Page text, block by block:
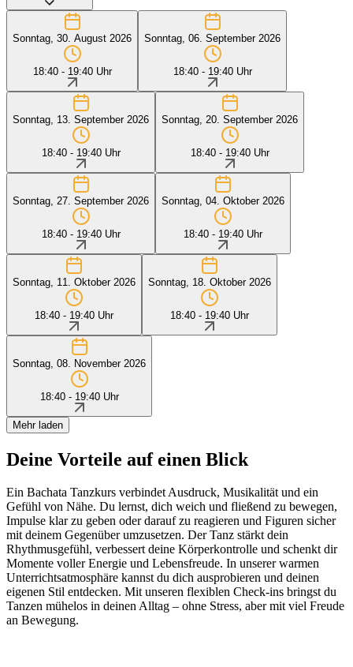
Sonntag, 30. August 2026
18:40 - 19:40 Uhr
Sonntag, 06. September 2026
18:40 - 19:40 Uhr
Sonntag, 13. September 2026
18:40 - 19:40 Uhr
Sonntag, 20. September 2026
18:40 - 19:40 Uhr
Sonntag, 27. September 2026
18:40 - 19:40 Uhr
Sonntag, 04. Oktober 2026
18:40 - 19:40 Uhr
Sonntag, 11. Oktober 2026
18:40 - 19:40 Uhr
Sonntag, 18. Oktober 2026
18:40 - 19:40 Uhr
Sonntag, 08. November 2026
18:40 - 19:40 Uhr
Mehr laden
Deine Vorteile auf einen Blick
Ein Bachata Tanzkurs verbindet Ausdruck, Musikalität und ein
Gefühl von Nähe. Du lernst, dich weich und fließend zu bewegen,
Impulse klar zu geben oder darauf zu reagieren und Figuren sicher
mit deinem Gegenüber umzusetzen. Der Tanz stärkt dein
Rhythmusgefühl, verbessert deine Körperkontrolle und schenkt dir
Momente voller Energie und Lebensfreude. In unserer warmen
Unterrichtsatmosphäre kannst du dich ausprobieren und deinen
eigenen Stil entdecken. Mit unseren flexiblen Check-ins bringst du
Tanzen mühelos in deinen Alltag – ohne Stress, aber mit viel Freude
an Bewegung.